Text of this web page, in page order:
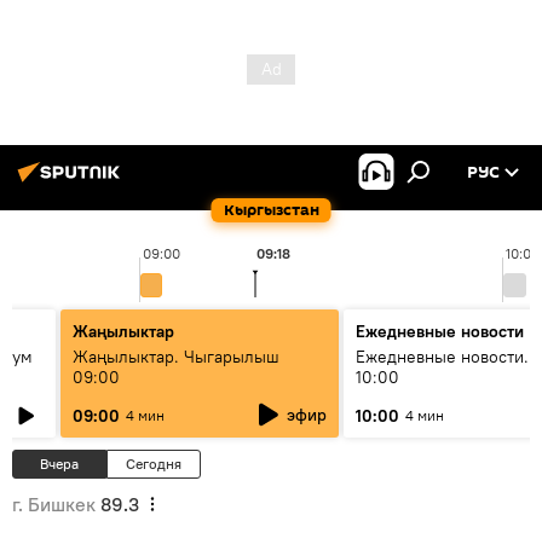
Кыргызстан
РУС
09:00 10:00
09:18
Жаңылыктар
Жаңылыктар. Чыгарылыш
09:00
09:00 4 мин эфир
Ежедневные новости
Ежедневные новости.
10:00
10:00 4 мин
Вчера Сегодня
г. Бишкек 89.3